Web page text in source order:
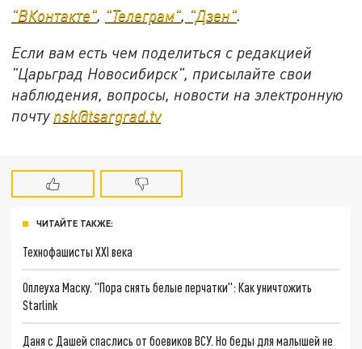
"ВКонтакте", "Телеграм", "Дзен".
Если вам есть чем поделиться с редакцией
"Царьград Новосибирск", присылайте свои
наблюдения, вопросы, новости на электронную
почту nsk@tsargrad.tv
ЧИТАЙТЕ ТАКЖЕ:
Технофашисты XXI века
Оплеуха Маску. "Пора снять белые перчатки": Как уничтожить
Starlink
Даня с Дашей спаслись от боевиков ВСУ. Но беды для малышей не